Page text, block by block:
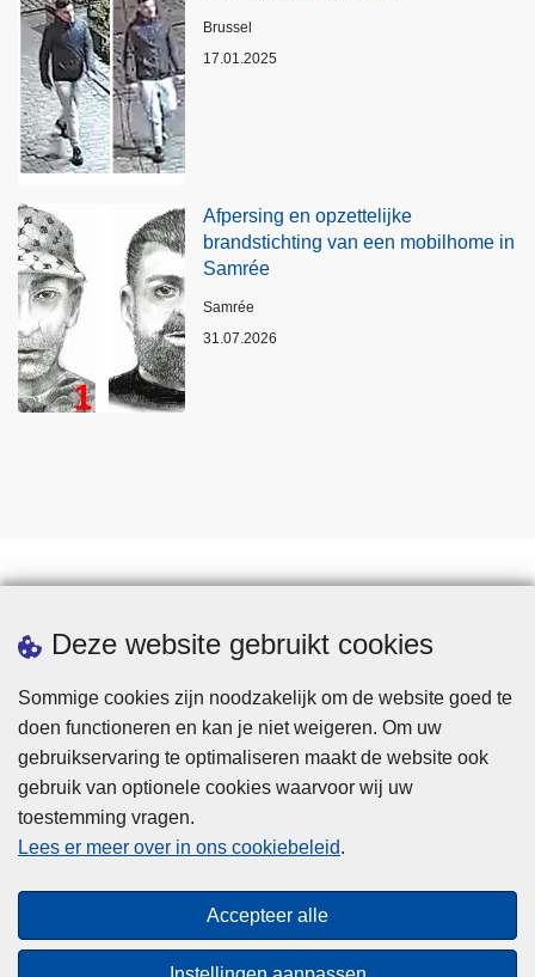
Deze website gebruikt cookies
Sommige cookies zijn noodzakelijk om de website goed te
doen functioneren en kan je niet weigeren. Om uw
gebruikservaring te optimaliseren maakt de website ook
gebruik van optionele cookies waarvoor wij uw
toestemming vragen.
Lees er meer over in ons cookiebeleid.
Accepteer alle
Plaats
Brussel
17.01.2025
Afpersing en opzettelijke
brandstichting van een mobilhome in
Samrée
Plaats
Samrée
31.07.2026
Privacy
Cookies
Toegankelijkheid